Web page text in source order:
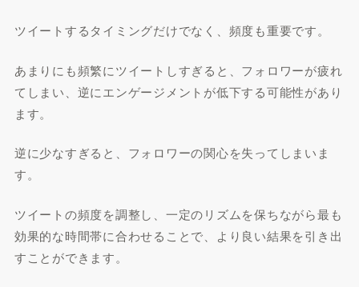
ツイートするタイミングだけでなく、頻度も重要です。
あまりにも頻繁にツイートしすぎると、フォロワーが疲れ
てしまい、逆にエンゲージメントが低下する可能性があり
ます。
逆に少なすぎると、フォロワーの関心を失ってしまいま
す。
ツイートの頻度を調整し、一定のリズムを保ちながら最も
効果的な時間帯に合わせることで、より良い結果を引き出
すことができます。